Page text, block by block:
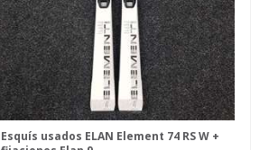
Esquís usados ELAN Element 74 RS W +